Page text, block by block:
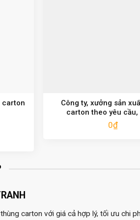
carton
Công ty, xưởng sản
carton theo yêu cầu,
0₫
carton với giá cả hợp lý, tối ưu chi